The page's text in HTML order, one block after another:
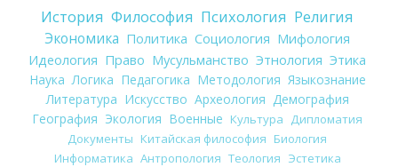
История Философия Психология Религия
Экономика Политика Социология Мифология
Идеология Право Мусульманство Этнология Этика
Наука Логика Педагогика Методология Языкознание
Литература Искусство Археология Демография
География Экология Военные Культура
Дипломатия
Документы Китайская философия Биология
Информатика Антропология Теология Эстетика